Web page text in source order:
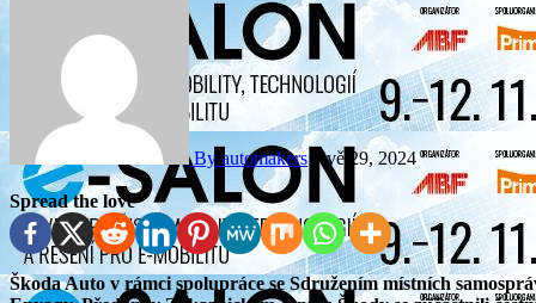
By automakers Kvě 29, 2024
Spread the love
Škoda Auto v rámci spolupráce se Sdružením místních samospráv ČR (SMS ČR) předala zástupcům organizace tři